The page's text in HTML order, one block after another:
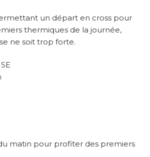
un départ en cross pour
thermiques de la journée,
ne soit trop forte.
matin pour profiter des premiers